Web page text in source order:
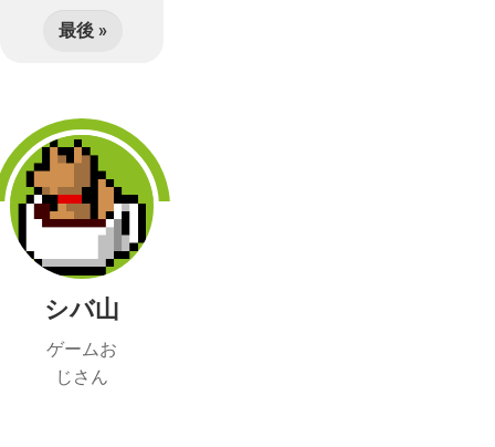
最後 »
シバ山
ゲームお
じさん